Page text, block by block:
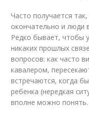
Часто получается
окончательно и люди
Редко бывает, чтобы
никаких прошлых
вопросов: как часто
кавалером,
встречаются, когда
ребенка (нередкая
вполне можно понять.